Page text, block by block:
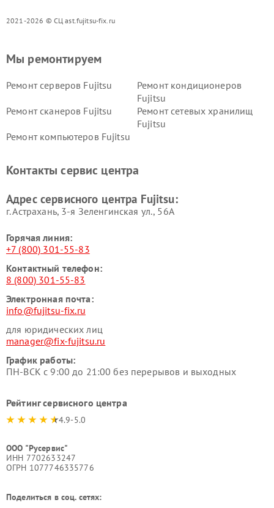
2021-2026 © СЦ ast.fujitsu-fix.ru
Мы ремонтируем
Ремонт серверов Fujitsu
Ремонт кондиционеров
Fujitsu
Ремонт сканеров Fujitsu
Ремонт сетевых хранилищ
Fujitsu
Ремонт компьютеров Fujitsu
Контакты сервис центра
Адрес сервисного центра Fujitsu:
г. Астрахань, 3-я Зеленгинская ул., 56А
Горячая линия:
+7 (800) 301-55-83
Контактный телефон:
8 (800) 301-55-83
Электронная почта:
info@fujitsu-fix.ru
для юридических лиц
manager@fix-fujitsu.ru
График работы:
ПН-ВСК с 9:00 до 21:00 без перерывов и выходных
Рейтинг сервисного центра
4.9-5.0
ООО "Русервис"
ИНН 7702633247
ОГРН 1077746335776
Поделиться в соц. сетях: